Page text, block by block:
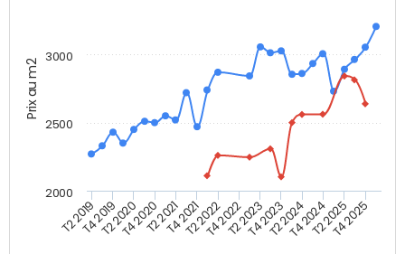
Prix au m2
T2 2019T4 2019T2 2020T4 2020T2 2021T4 2021T2 2022T4 2022T2 2023T4 2023T2 2024T4 2024T2 2025T4 2025
2000
2500
3000